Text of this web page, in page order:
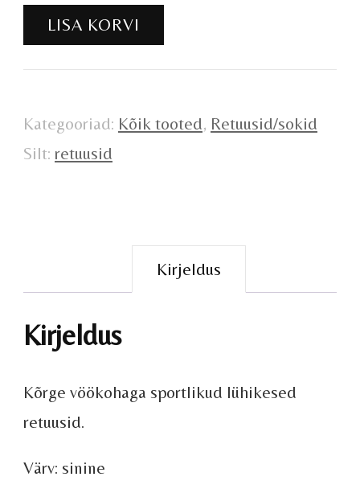
Lühikesed
retuusid
LISA KORVI
Kategooriad: Kõik tooted, Retuusid/sokid
Silt: retuusid
Kirjeldus
Kirjeldus
Kõrge vöökohaga sportlikud lühikesed
retuusid.
Värv: sinine